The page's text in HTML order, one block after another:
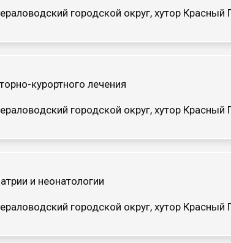
городской округ, хутор
курортного лечения
городской округ, хутор
и неонатологии
городской округ, хутор